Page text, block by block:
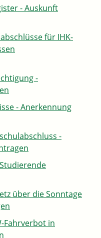
- Auskunft
für IHK-
-
- Anerkennung
-
über die Sonntage
Fahrverbot in